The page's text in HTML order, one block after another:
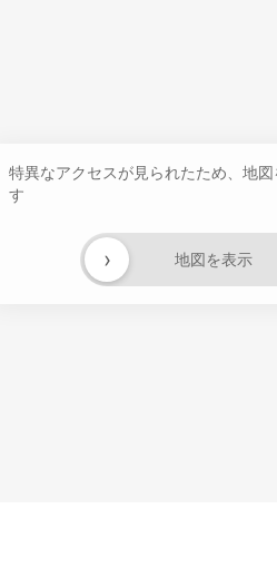
特異なアクセスが見られたため、地
す
地図を表示
›